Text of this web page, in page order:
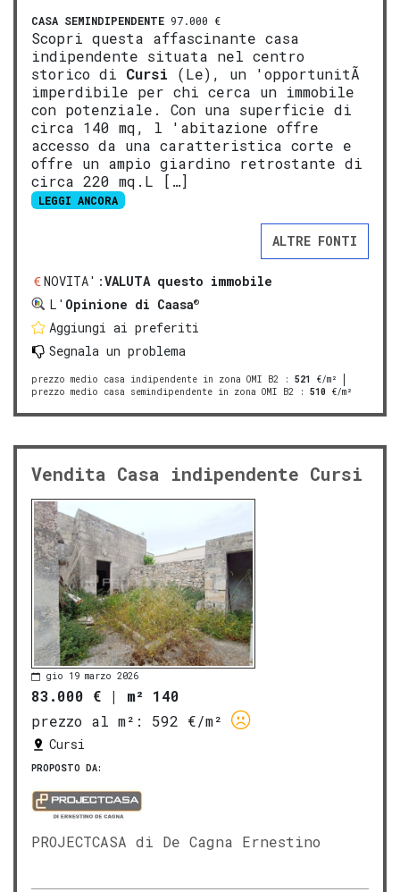
CASA SEMINDIPENDENTE 97.000 €
Scopri questa affascinante casa
indipendente situata nel centro
storico di Cursi (Le), un 'opportunitÃ
imperdibile per chi cerca un immobile
con potenziale. Con una superficie di
circa 140 mq, l 'abitazione offre
accesso da una caratteristica corte e
offre un ampio giardino retrostante di
circa 220 mq.L […]
LEGGI ANCORA
ALTRE FONTI
NOVITA':VALUTA questo immobile
L' Opinione di Caasa®
Aggiungi ai preferiti
Segnala un problema
prezzo medio casa indipendente in zona OMI B2 : 521
€/m²
prezzo medio casa semindipendente in zona OMI B2 : 510 €/m²
Vendita Casa indipendente Cursi
gio 19 marzo 2026
83.000 € | m² 140
prezzo al m²:
592 €/m²
Cursi
PROPOSTO DA:
PROJECTCASA di De Cagna Ernestino